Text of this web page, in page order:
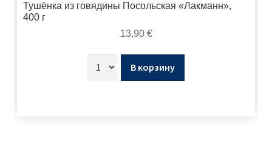
Тушёнка из говядины Посольская «Лакманн»,
400 г
13,90 €
В корзину